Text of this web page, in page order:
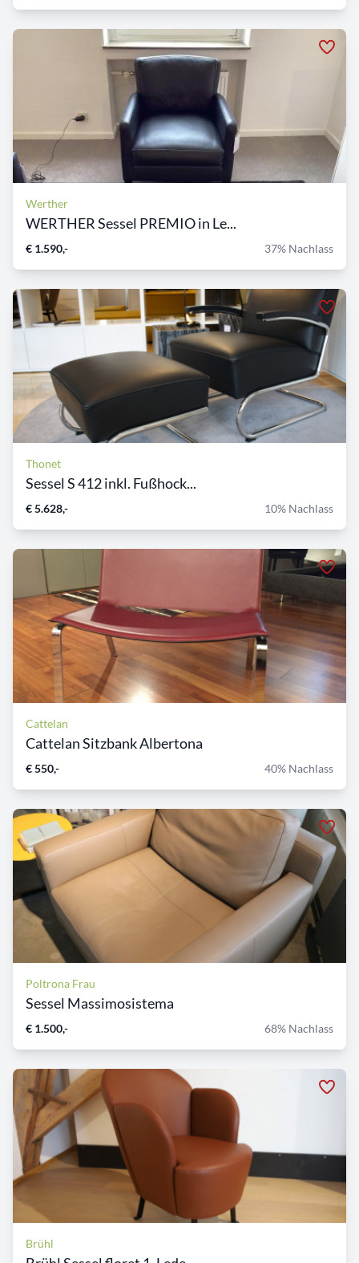
Werther
WERTHER Sessel PREMIO in Le...
€ 1.590,- 37% Nachlass
Thonet
Sessel S 412 inkl. Fußhock...
€ 5.628,- 10% Nachlass
Cattelan
Cattelan Sitzbank Albertona
€ 550,- 40% Nachlass
Poltrona Frau
Sessel Massimosistema
€ 1.500,- 68% Nachlass
Brühl